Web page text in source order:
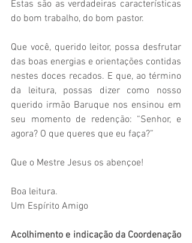
Estas são as verdadeiras características
do bom trabalho, do bom pastor.
Que você, querido leitor, possa desfrutar
das boas energias e orientações contidas
nestes doces recados. E que, ao término
da leitura, possas dizer como nosso
querido irmão Baruque nos ensinou em
seu momento de redenção: “Senhor, e
agora? O que queres que eu faça?”
Que o Mestre Jesus os abençoe!
Boa leitura.
Um Espírito Amigo
Acolhimento e indicação da Coordenação